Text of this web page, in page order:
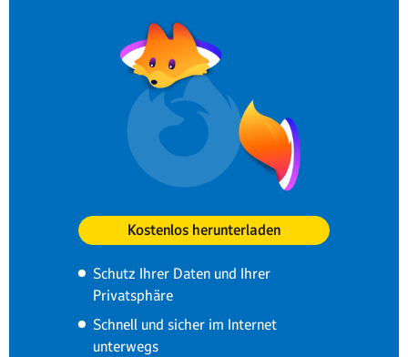
Schutz Ihrer Daten und Ihrer
Privatsphäre
Schnell und sicher im Internet
unterwegs
Kostenlos herunterladen